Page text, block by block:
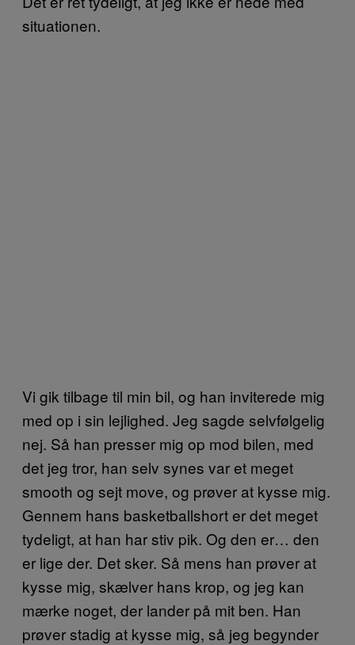
situationen.
Vi gik tilbage til min bil, og han inviterede mig
med op i sin lejlighed. Jeg sagde selvfølgelig
nej. Så han presser mig op mod bilen, med
det jeg tror, han selv synes var et meget
smooth og sejt move, og prøver at kysse mig.
Gennem hans basketballshort er det meget
tydeligt, at han har stiv pik. Og den er… den
er lige der. Det sker. Så mens han prøver at
kysse mig, skælver hans krop, og jeg kan
mærke noget, der lander på mit ben. Han
prøver stadig at kysse mig, så jeg begynder